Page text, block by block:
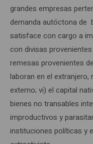
grandes empresas
demanda autóctona de
satisface con cargo a
con divisas
remesas provenientes
laboran en el
externo; vi) el capital
bienes no transables
improductivos y
instituciones políticas y